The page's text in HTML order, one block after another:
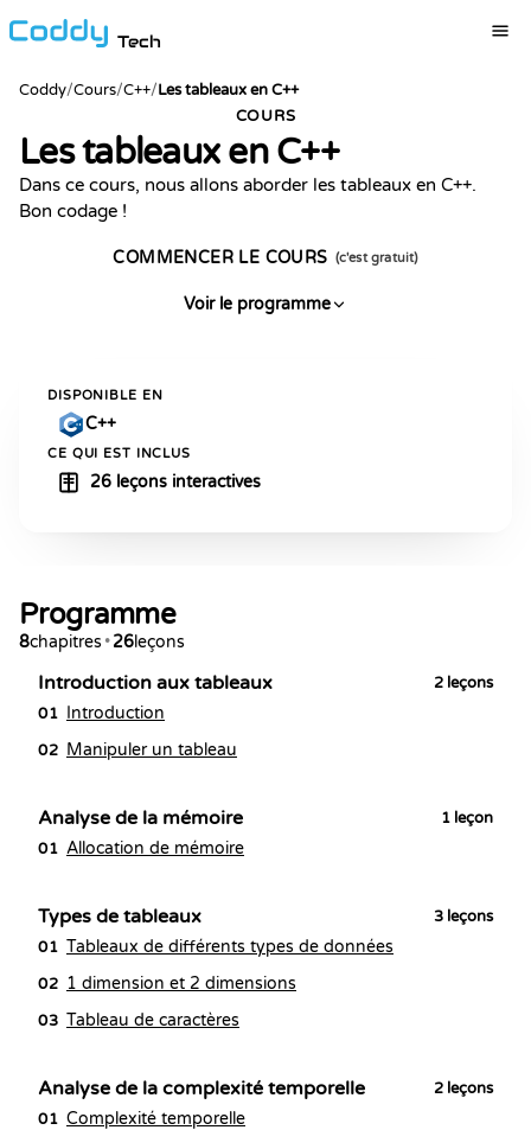
Tech
Coddy/Cours/C++/Les tableaux en C++
COURS
Les tableaux en C++
Dans ce cours, nous allons aborder les tableaux en C++.
Bon codage !
COMMENCER LE COURS (c'est gratuit)
Voir le programme
DISPONIBLE EN
C++
CE QUI EST INCLUS
26 leçons interactives
Programme
8chapitres •26leçons
Introduction aux tableaux 2 leçons
01 Introduction
02 Manipuler un tableau
Analyse de la mémoire 1 leçon
01 Allocation de mémoire
Types de tableaux 3 leçons
01 Tableaux de différents types de données
02 1 dimension et 2 dimensions
03 Tableau de caractères
Analyse de la complexité temporelle 2 leçons
01 Complexité temporelle